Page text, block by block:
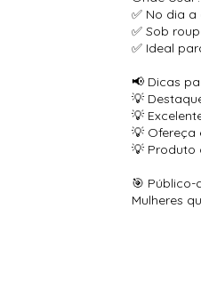
✅ No dia
✅ Sob
✅ Ideal
📢 Dicas
💡
💡
💡 Ofereça
💡
🎯 Público-
Mulheres